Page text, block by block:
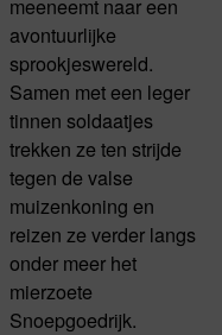
meeneemt naar een
avontuurlijke
sprookjeswereld.
Samen met een leger
tinnen soldaatjes
trekken ze ten strijde
tegen de valse
muizenkoning en
reizen ze verder langs
onder meer het
mierzoete
Snoepgoedrijk.